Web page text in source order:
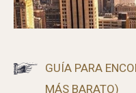
GUÍA PARA
MÁS BARATO)